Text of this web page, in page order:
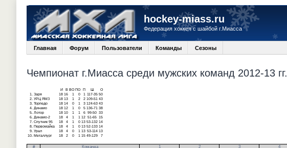
hockey-miass.ru
Федерация хоккея с шайбой г.Миасса
Главная Форум Пользователи Команды Сезоны
Чемпионат г.Миасса среди мужских команд 2012-13 гг.
И В ВО ПО П
О
1.
Заря 18 16 1 0 1 117-35 50
2. УРЦ ЯМЗ 18 13 1 2 2 109-51 43
3. Торпедо 18 14 0 1 3 124-63 43
4.
Динамо 18 12 1 0 5 136-71 38
5. Лотор 18 10 1 1 6 99-50 33
6.
Динамо-2 18 4 1 1 12 51-65 15
7. Спутник 95 18 4 1 0 13 53-132 14
8.
Первомайка 18 4 1 0 13 52-133 14
9. Урал 18 4 0 1 13 53-114 13
10.
Металлург 18 2 0 1 15 49-129 7
# Команда 1 2 3 4